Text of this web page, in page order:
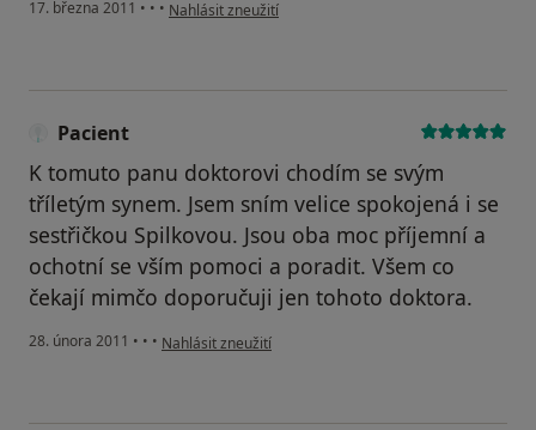
17. března 2011 • • • Nahlásit zneužití
Pacient
K tomuto panu doktorovi chodím se svým
tříletým synem. Jsem sním velice spokojená i se
sestřičkou Spilkovou. Jsou oba moc příjemní a
ochotní se vším pomoci a poradit. Všem co
čekají mimčo doporučuji jen tohoto doktora.
28. února 2011 • • • podle názoru uživatele Pacient
Nahlásit zneužití